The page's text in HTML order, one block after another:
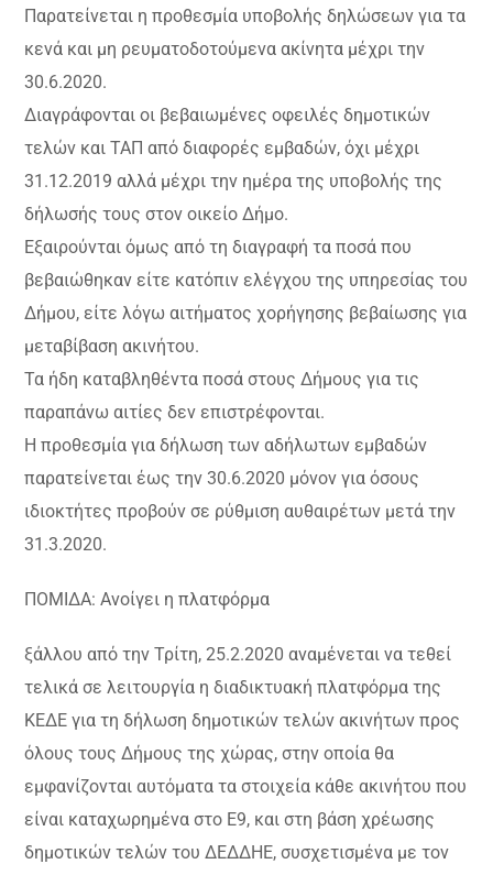
Παρατείνεται η προθεσμία υποβολής δηλώσεων για τα
κενά και μη ρευματοδοτούμενα ακίνητα μέχρι την
30.6.2020.
Διαγράφονται οι βεβαιωμένες οφειλές δημοτικών
τελών και ΤΑΠ από διαφορές εμβαδών, όχι μέχρι
31.12.2019 αλλά μέχρι την ημέρα της υποβολής της
δήλωσής τους στον οικείο Δήμο.
Εξαιρούνται όμως από τη διαγραφή τα ποσά που
βεβαιώθηκαν είτε κατόπιν ελέγχου της υπηρεσίας του
Δήμου, είτε λόγω αιτήματος χορήγησης βεβαίωσης για
μεταβίβαση ακινήτου.
Τα ήδη καταβληθέντα ποσά στους Δήμους για τις
παραπάνω αιτίες δεν επιστρέφονται.
Η προθεσμία για δήλωση των αδήλωτων εμβαδών
παρατείνεται έως την 30.6.2020 μόνον για όσους
ιδιοκτήτες προβούν σε ρύθμιση αυθαιρέτων μετά την
31.3.2020.
ΠΟΜΙΔΑ: Ανοίγει η πλατφόρμα
ξάλλου από την Τρίτη, 25.2.2020 αναμένεται να τεθεί
τελικά σε λειτουργία η διαδικτυακή πλατφόρμα της
ΚΕΔΕ για τη δήλωση δημοτικών τελών ακινήτων προς
όλους τους Δήμους της χώρας, στην οποία θα
εμφανίζονται αυτόματα τα στοιχεία κάθε ακινήτου που
είναι καταχωρημένα στο Ε9, και στη βάση χρέωσης
δημοτικών τελών του ΔΕΔΔΗΕ, συσχετισμένα με τον